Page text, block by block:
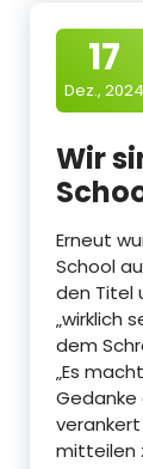
17
Dez., 2024
Wir
Erneut
School
den Titel
„wirklich
dem
„Es
Gedanke
mitteilen